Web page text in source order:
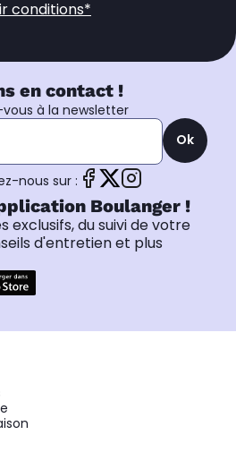
conditions*
en contact !
à la newsletter
Ok
nous sur :
Boulanger !
exclusifs, du suivi de votre
d'entretien et plus